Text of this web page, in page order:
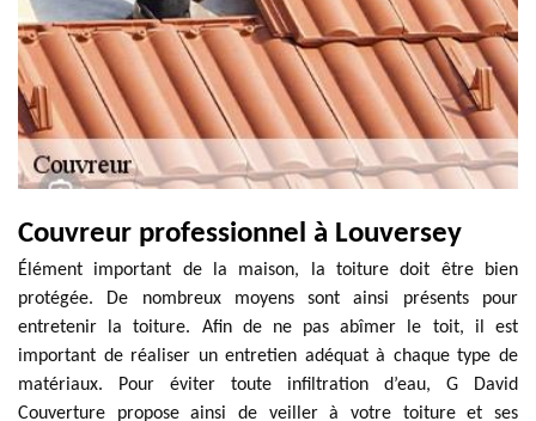
Couvreur professionnel à Louversey
Élément important de la maison, la toiture doit être bien
protégée. De nombreux moyens sont ainsi présents pour
entretenir la toiture. Afin de ne pas abîmer le toit, il est
important de réaliser un entretien adéquat à chaque type de
matériaux. Pour éviter toute infiltration d’eau, G David
Couverture propose ainsi de veiller à votre toiture et ses